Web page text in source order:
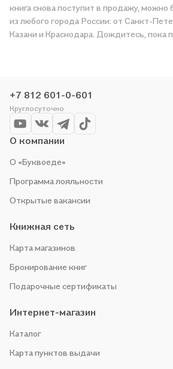
книга снова поступит в продажу, можно
из любого города России: от Санкт-
Казани и Краснодара. Дождитесь, пока
понравившуюся историю по приятной
организуем конкурсы и проводим акции.
чтобы не упустить выгоду!
+7 812 601-0-601
Круглосуточно
О компании
О «Буквоеде»
Программа лояльности
Открытые вакансии
Книжная сеть
Карта магазинов
Бронирование книг
Подарочные сертификаты
Интернет-магазин
Каталог
Карта пунктов выдачи